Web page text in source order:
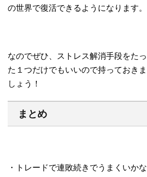
の世界で復活できるようになります。
なのでぜひ、ストレス解消手段をたっ
た１つだけでもいいので持っておきま
しょう！
まとめ
・トレードで連敗続きでうまくいかな